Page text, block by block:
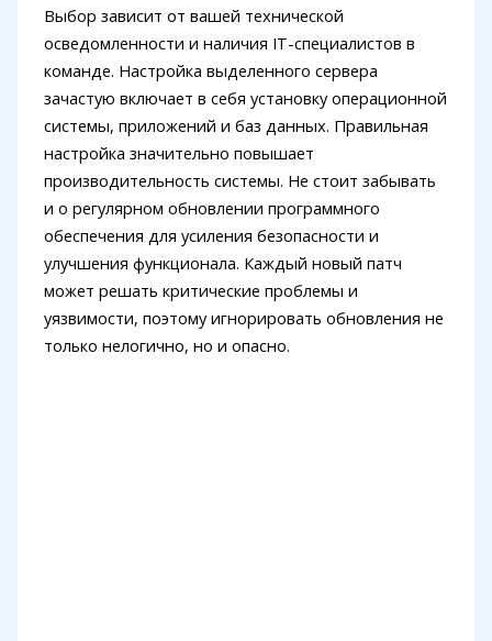
Выбор зависит от вашей технической
осведомленности и наличия IT-специалистов в
команде. Настройка выделенного сервера
зачастую включает в себя установку операционной
системы, приложений и баз данных. Правильная
настройка значительно повышает
производительность системы. Не стоит забывать
и о регулярном обновлении программного
обеспечения для усиления безопасности и
улучшения функционала. Каждый новый патч
может решать критические проблемы и
уязвимости, поэтому игнорировать обновления не
только нелогично, но и опасно.